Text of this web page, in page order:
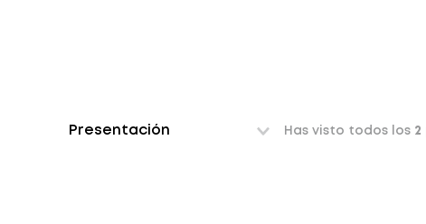
Presentación Has visto todos los 2